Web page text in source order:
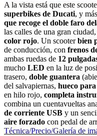
A la vista está que este
superbikes de Ducati, y
que recoge el doble faro
las calles de una gran
color rojo. Un scooterbien
de conducción, con frenos
ambas ruedas de 12
mucho LED en la luz de
trasero, doble guantera
del salvapiernas, hueco para
en hilo rojo, completa
combina un cuentavueltas
de corriente USB y un
aire forzado con pedal de
Técnica/Precio/Galería de